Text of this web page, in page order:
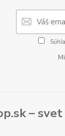
– svet